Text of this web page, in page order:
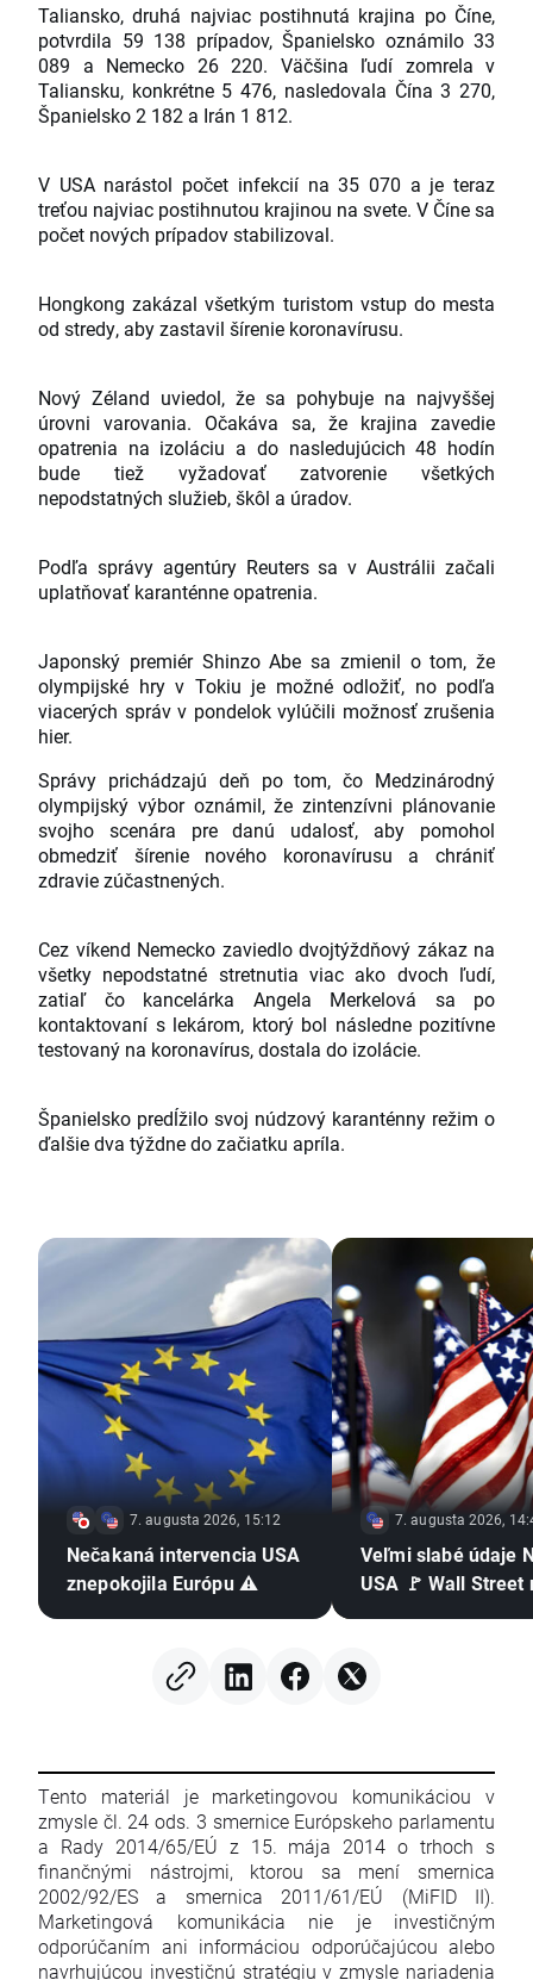
Taliansko, druhá najviac postihnutá krajina po Číne,
potvrdila 59 138 prípadov, Španielsko oznámilo 33
089 a Nemecko 26 220. Väčšina ľudí zomrela v
Taliansku, konkrétne 5 476, nasledovala Čína 3 270,
Španielsko 2 182 a Irán 1 812.
V USA narástol počet infekcií na 35 070 a je teraz
treťou najviac postihnutou krajinou na svete. V Číne sa
počet nových prípadov stabilizoval.
Hongkong zakázal všetkým turistom vstup do mesta
od stredy, aby zastavil šírenie koronavírusu.
Nový Zéland uviedol, že sa pohybuje na najvyššej
úrovni varovania. Očakáva sa, že krajina zavedie
opatrenia na izoláciu a do nasledujúcich 48 hodín
bude tiež vyžadovať zatvorenie všetkých
nepodstatných služieb, škôl a úradov.
Podľa správy agentúry Reuters sa v Austrálii začali
uplatňovať karanténne opatrenia.
Japonský premiér Shinzo Abe sa zmienil o tom, že
olympijské hry v Tokiu je možné odložiť, no podľa
viacerých správ v pondelok vylúčili možnosť zrušenia
hier.
Správy prichádzajú deň po tom, čo Medzinárodný
olympijský výbor oznámil, že zintenzívni plánovanie
svojho scenára pre danú udalosť, aby pomohol
obmedziť šírenie nového koronavírusu a chrániť
zdravie zúčastnených.
Cez víkend Nemecko zaviedlo dvojtýždňový zákaz na
všetky nepodstatné stretnutia viac ako dvoch ľudí,
zatiaľ čo kancelárka Angela Merkelová sa po
kontaktovaní s lekárom, ktorý bol následne pozitívne
testovaný na koronavírus, dostala do izolácie.
Španielsko predĺžilo svoj núdzový karanténny režim o
ďalšie dva týždne do začiatku apríla.
7. augusta 2026, 15:12
Nečakaná intervencia USA
znepokojila Európu ⚠️
7. augusta 2026,
Veľmi slabé údaje
USA 🚩 Wall Street
Tento materiál je marketingovou komunikáciou v
zmysle čl. 24 ods. 3 smernice Európskeho parlamentu
a Rady 2014/65/EÚ z 15. mája 2014 o trhoch s
finančnými nástrojmi, ktorou sa mení smernica
2002/92/ES a smernica 2011/61/EÚ (MiFID II).
Marketingová komunikácia nie je investičným
odporúčaním ani informáciou odporúčajúcou alebo
navrhujúcou investičnú stratégiu v zmysle nariadenia